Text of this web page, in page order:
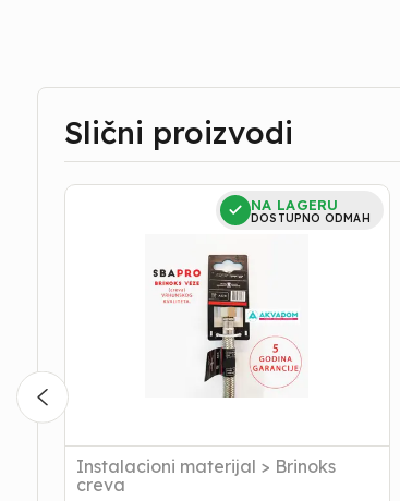
Slični proizvodi
BRINOX
NA LAGERU
DOSTUPNO ODMAH
Instalacioni materijal > Brinoks
creva